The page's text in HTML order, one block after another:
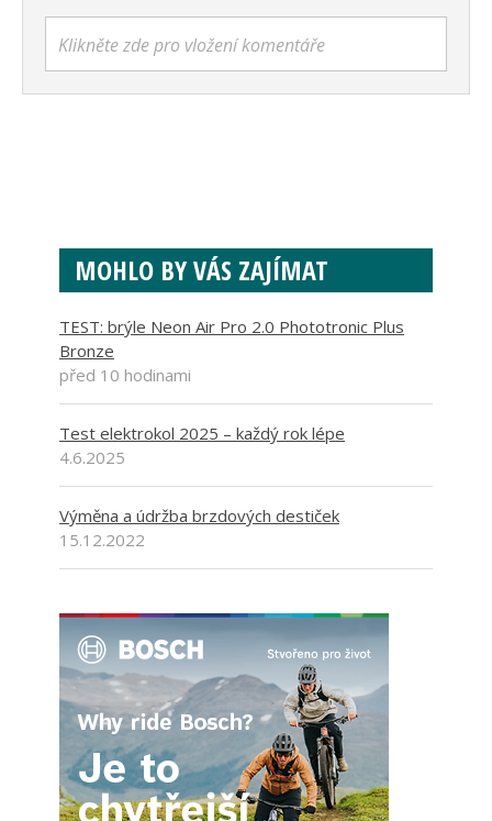
Klikněte zde pro vložení komentáře
MOHLO BY VÁS ZAJÍMAT
TEST: brýle Neon Air Pro 2.0 Phototronic Plus
Bronze
před 10 hodinami
Test elektrokol 2025 – každý rok lépe
4.6.2025
Výměna a údržba brzdových destiček
15.12.2022